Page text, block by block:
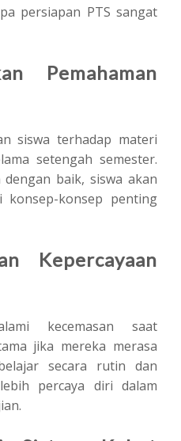
persiapan PTS sangat
Pemahaman
siswa terhadap materi
setengah semester.
baik, siswa akan
konsep-konsep penting
Kepercayaan
kecemasan saat
jika mereka merasa
secara rutin dan
percaya diri dalam